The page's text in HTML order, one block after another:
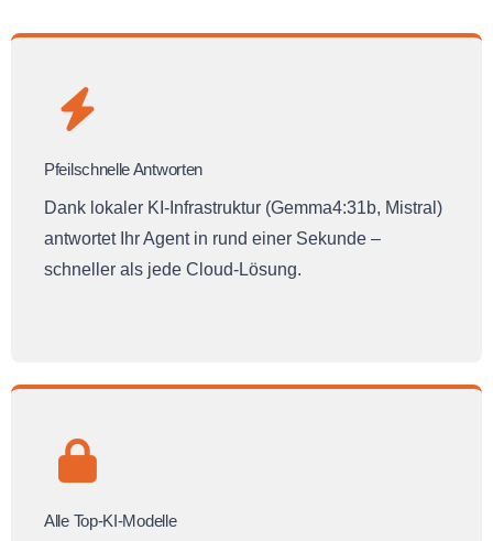
Pfeilschnelle Antworten
Dank lokaler KI-Infrastruktur (Gemma4:31b, Mistral)
antwortet Ihr Agent in rund einer Sekunde –
schneller als jede Cloud-Lösung.
Alle Top-KI-Modelle